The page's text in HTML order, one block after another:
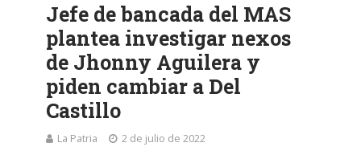
Jefe de bancada del MAS
plantea investigar nexos
de Jhonny Aguilera y
piden cambiar a Del
Castillo
La Patria 2 de julio de 2022